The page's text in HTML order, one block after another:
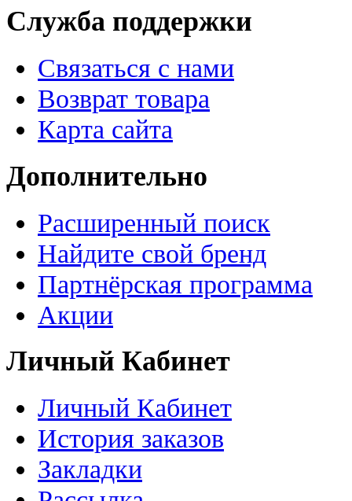
Служба поддержки
Связаться с нами
Возврат товара
Карта сайта
Дополнительно
Расширенный поиск
Найдите свой бренд
Партнёрская программа
Акции
Личный Кабинет
Личный Кабинет
История заказов
Закладки